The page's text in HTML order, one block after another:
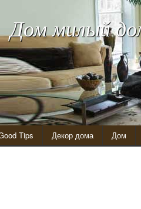
Дом милый
Tips Декор дома Дом